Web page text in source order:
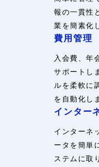
報の一貫性
業を簡素化
費用管理
入会費、年
サポートし
ルを柔軟に
を自動化し
インター
インターネ
ータを簡単
ステムに取